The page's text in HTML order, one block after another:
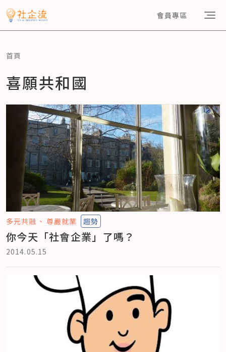
會員專區
首頁
喜願共和國
多元共融 尊嚴就業 趨勢
你今天「社會企業」了嗎？
2014.05.15